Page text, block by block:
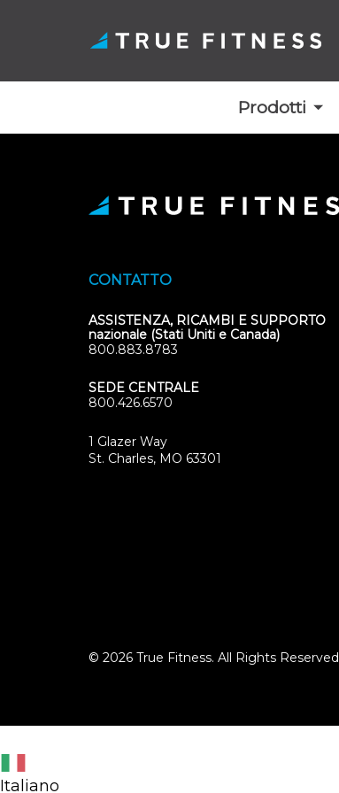
Prodotti
CONTATTO
ASSISTENZA, RICAMBI E SUPPORTO
nazionale (Stati Uniti e Canada)
800.883.8783
SEDE CENTRALE
800.426.6570
1 Glazer Way
St. Charles, MO 63301
© 2026 True Fitness. All Rights Reserved
Italiano